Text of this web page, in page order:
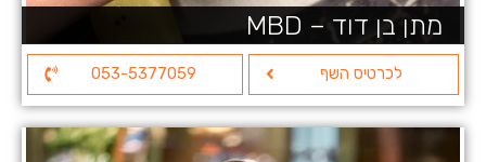
מתן בן דוד – MBD
לכרטיס השף 053-5377059